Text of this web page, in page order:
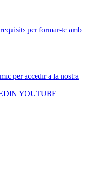
per formar-te amb
per accedir a la nostra
YOUTUBE